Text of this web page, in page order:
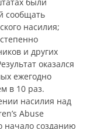
были
сообщать
насилия;
и других
оказался
ежегодно
в 10 раз.
насилия над
Abuse
начало созданию